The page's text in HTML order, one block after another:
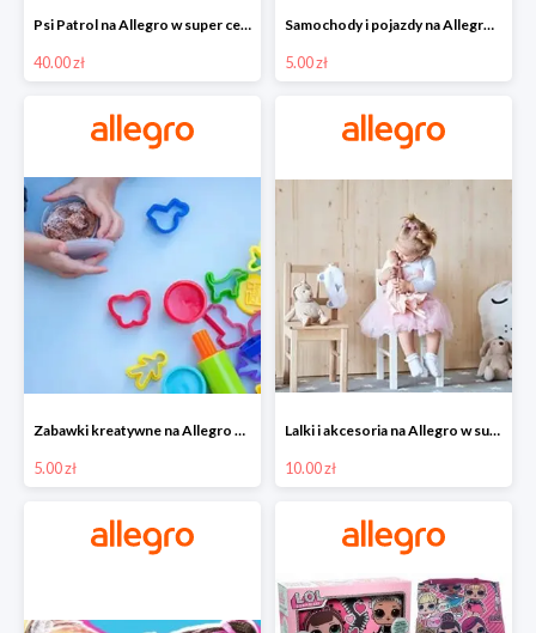
Psi Patrol na Allegro w super cenach od 40 zł
40.00 zł
Samochody i pojazdy na Allegro w super cenach od 5 zł
5.00 zł
Zabawki kreatywne na Allegro w super cenach od 5 zł
5.00 zł
Lalki i akcesoria na Allegro w super cenach od 10 zł
10.00 zł